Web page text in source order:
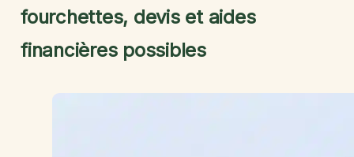
fourchettes, devis et aides
financières possibles